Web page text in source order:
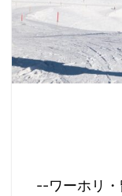
--ワーホリ